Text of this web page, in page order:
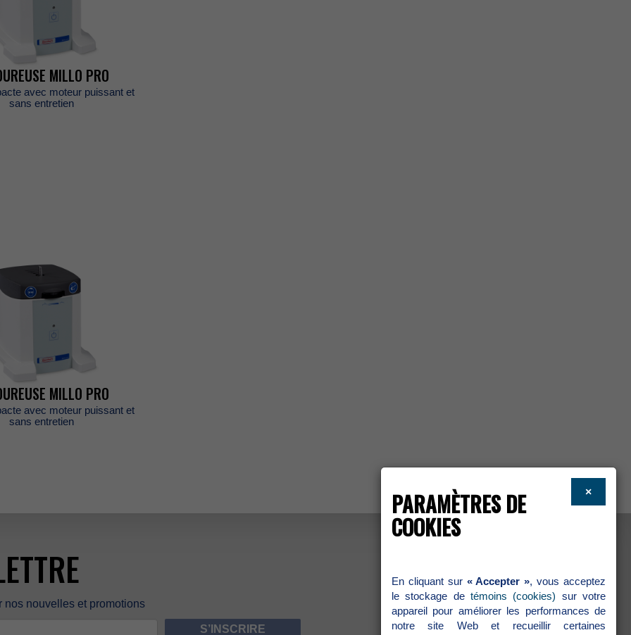
sansentretien
sansentretien
S’INSCRIRE
×
PARAMÈTRESDE
COOKIES
Encliquantsur «Accepter»,vousacceptez
lestockagede témoins(cookies) survotre
appareilpouraméliorerlesperformancesde
notresiteWebetrecueillircertaines